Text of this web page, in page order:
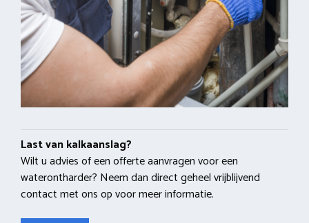
Last van kalkaanslag?
Wilt u advies of een offerte aanvragen voor een
waterontharder? Neem dan direct geheel vrijblijvend
contact met ons op voor meer informatie.